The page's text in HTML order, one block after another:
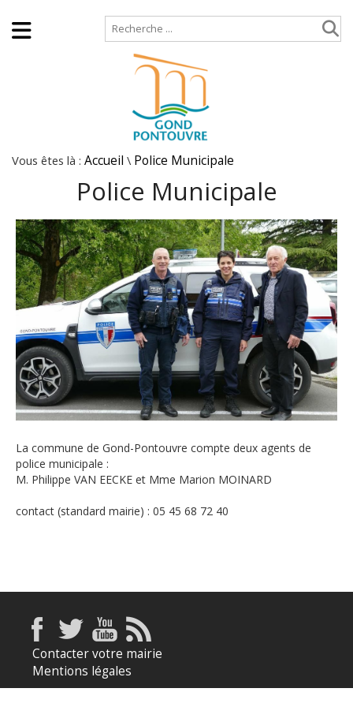
Vous êtes là : Accueil \ Police Municipale
Police Municipale
La commune de Gond-Pontouvre compte deux agents de
police municipale :
M. Philippe VAN EECKE et Mme Marion MOINARD
contact (standard mairie) : 05 45 68 72 40
Contacter votre mairie
Mentions légales